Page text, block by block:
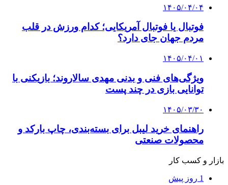
۱۴۰۵/۰۴/۰۴
فوتبال یا فوتبال آمریکایی؛ کدام ورزش در قلب
مردم جهان جای دارد؟
۱۴۰۵/۰۴/۰۱
ویژگی‌های فنی و بدنی مهدی سالاروند؛ بازیکنی با
توانایی بازی در چند پست
۱۴۰۵/۰۳/۳۰
راهنمای خرید لیبل برای بسته‌بندی، چاپ بارکد و
محصولات صنعتی
بازار و کسب کار
1 روز پیش